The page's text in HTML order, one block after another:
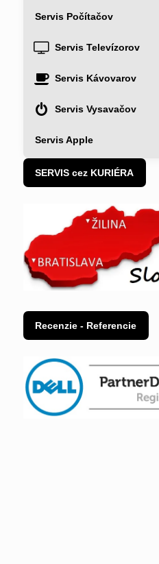
Servis Počítačov
Servis Televízorov
Servis Kávovarov
Servis Vysavačov
Servis Apple
SERVIS cez KURIÉRA
Recenzie - Referencie